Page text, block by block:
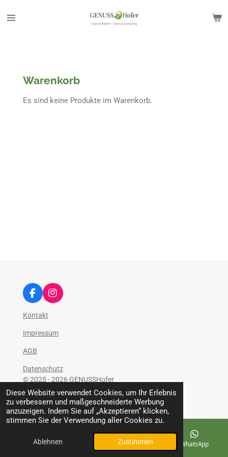
Diese Website verwendet Cookies, um Ihr Erlebnis
zu verbessern und maßgeschneiderte Werbung
anzuzeigen. Indem Sie auf „Akzeptieren“ klicken,
stimmen Sie der Verwendung aller Cookies zu.
Ablehnen Zustimmen
Hauptinhalt
Warenkorb
Es sind keine Produkte im Warenkorb.
F
a
c
b
o
I
n
a
m
Kontakt
Impressum
AGB
Datenschutz
© 2025 - 2026 GENUSSHofer
Mit Unterstützung vonWebador
E-Mail Karte WhatsApp